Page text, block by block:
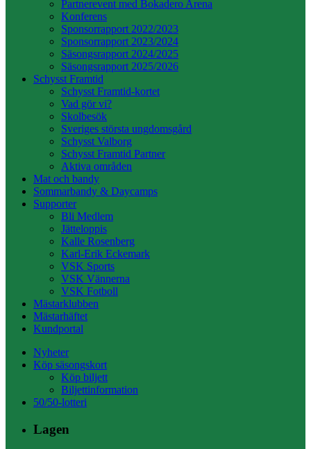
Partnerevent med Bokadero Arena
Konferens
Sponsorrapport 2022/2023
Sponsorrapport 2023/2024
Säsongsrapport 2024/2025
Säsongsrapport 2025/2026
Schysst Framtid
Schysst Framtid-kortet
Vad gör vi?
Skolbesök
Sveriges största ungdomsgård
Schysst Valborg
Schysst Framtid Partner
Aktiva områden
Mat och bandy
Sommarbandy & Daycamps
Supporter
Bli Medlem
Jätteloppis
Kalle Rosenberg
Karl-Erik Eckemark
VSK Sports
VSK Vännerna
VSK Fotboll
Mästarklubben
Mästarhäftet
Kundportal
Nyheter
Köp säsongskort
Köp biljett
Biljettinformation
50/50-lotteri
Lagen